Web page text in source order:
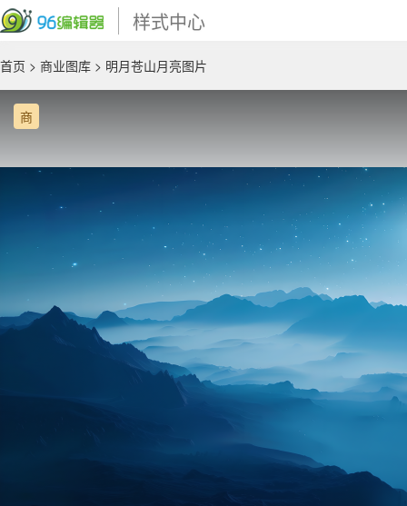
样式中心
首页 > 商业图库 > 明月苍山月亮图片
商